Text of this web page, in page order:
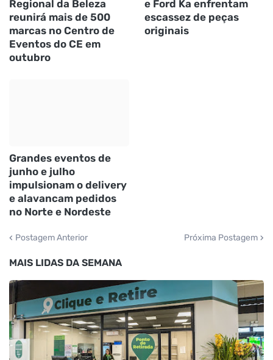
Regional da Beleza
reunirá mais de 500
marcas no Centro de
Eventos do CE em
outubro
e Ford Ka enfrentam
escassez de peças
originais
Grandes eventos de
junho e julho
impulsionam o delivery
e alavancam pedidos
no Norte e Nordeste
Postagem Anterior Próxima Postagem
MAIS LIDAS DA SEMANA